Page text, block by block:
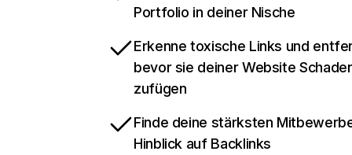
Portfolio in deiner Nische
Erkenne toxische Links und
bevor sie deiner Website
zufügen
Finde deine stärksten
Hinblick auf Backlinks